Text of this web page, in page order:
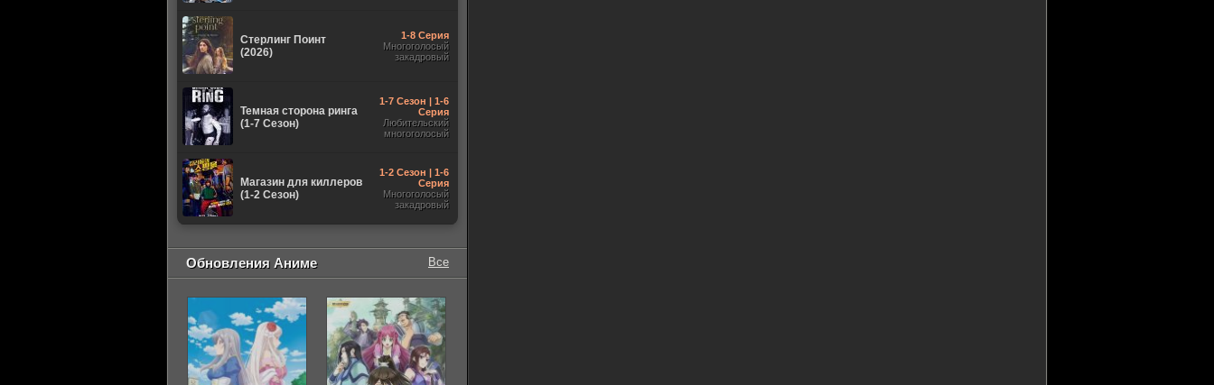
Стерлинг Поинт
(2026)
1-8 Серия
Многоголосый
закадровый
Темная сторона ринга
(1-7 Сезон)
1-7 Сезон | 1-6
Серия
Любительский
многоголосый
Магазин для киллеров
(1-2 Сезон)
1-2 Сезон | 1-6
Серия
Многоголосый
закадровый
Обновления Аниме Все